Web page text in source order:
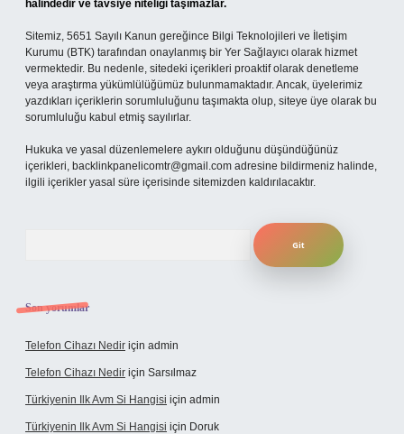
halindedir ve tavsiye niteliği taşımazlar.
Sitemiz, 5651 Sayılı Kanun gereğince Bilgi Teknolojileri ve İletişim
Kurumu (BTK) tarafından onaylanmış bir Yer Sağlayıcı olarak hizmet
vermektedir. Bu nedenle, sitedeki içerikleri proaktif olarak denetleme
veya araştırma yükümlülüğümüz bulunmamaktadır. Ancak, üyelerimiz
yazdıkları içeriklerin sorumluluğunu taşımakta olup, siteye üye olarak bu
sorumluluğu kabul etmiş sayılırlar.
Hukuka ve yasal düzenlemelere aykırı olduğunu düşündüğünüz
içerikleri, backlinkpanelicomtr@gmail.com adresine bildirmeniz halinde,
ilgili içerikler yasal süre içerisinde sitemizden kaldırılacaktır.
Son yorumlar
Telefon Cihazı Nedir için admin
Telefon Cihazı Nedir için Sarsılmaz
Türkiyenin Ilk Avm Si Hangisi için admin
Türkiyenin Ilk Avm Si Hangisi için Doruk